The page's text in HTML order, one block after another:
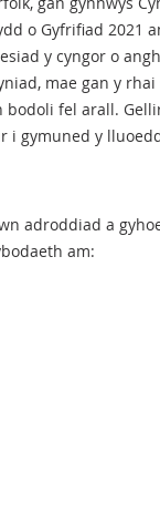
o Gyfrifiad 2021
y cyngor o
mae gan y rhai
fel arall.
i gymuned y
adroddiad a
am: